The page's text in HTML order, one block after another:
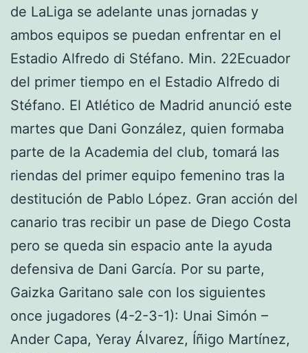
de LaLiga se adelante unas jornadas y
ambos equipos se puedan enfrentar en el
Estadio Alfredo di Stéfano. Min. 22Ecuador
del primer tiempo en el Estadio Alfredo di
Stéfano. El Atlético de Madrid anunció este
martes que Dani González, quien formaba
parte de la Academia del club, tomará las
riendas del primer equipo femenino tras la
destitución de Pablo López. Gran acción del
canario tras recibir un pase de Diego Costa
pero se queda sin espacio ante la ayuda
defensiva de Dani García. Por su parte,
Gaizka Garitano sale con los siguientes
once jugadores (4-2-3-1): Unai Simón –
Ander Capa, Yeray Álvarez, Íñigo Martínez,